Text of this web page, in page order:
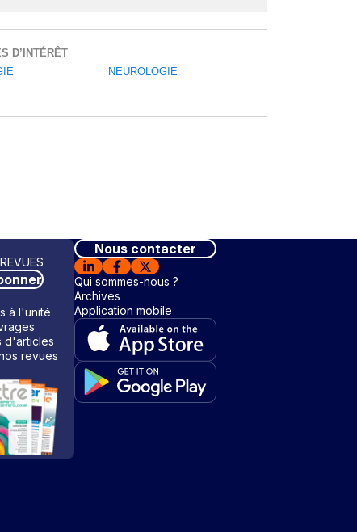
D’INTÉRÊT
NEUROLOGIE
à l'unité
d'articles
revues
Nous contacter
Qui sommes-nous ?
Archives
Application mobile